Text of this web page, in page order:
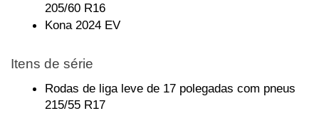
205/60 R16
Kona 2024 EV
Itens de série
Rodas de liga leve de 17 polegadas com pneus
215/55 R17